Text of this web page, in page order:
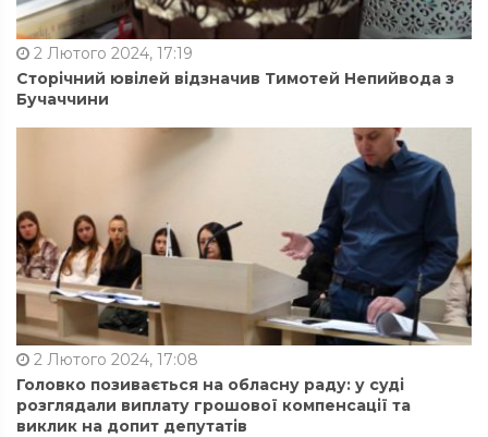
2 Лютого 2024, 17:19
Сторічний ювілей відзначив Тимотей Непийвода з
Бучаччини
2 Лютого 2024, 17:08
Головко позивається на обласну раду: у суді
розглядали виплату грошової компенсації та
виклик на допит депутатів